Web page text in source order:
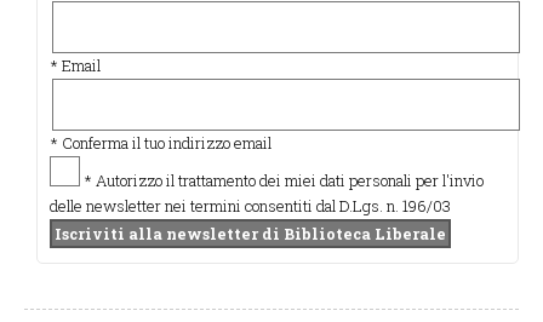
* Email
* Conferma il tuo indirizzo email
* Autorizzo il trattamento dei miei dati personali per l'invio
delle newsletter nei termini consentiti dal D.Lgs. n. 196/03